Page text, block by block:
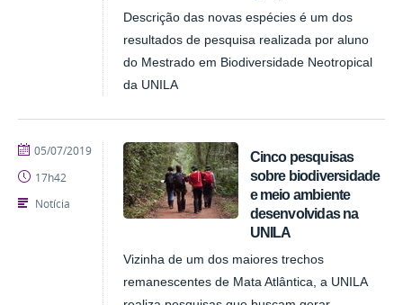
Descrição das novas espécies é um dos
resultados de pesquisa realizada por aluno
do Mestrado em Biodiversidade Neotropical
da UNILA
Cinco pesquisas
sobre biodiversidade
e meio ambiente
desenvolvidas na
UNILA
Vizinha de um dos maiores trechos
remanescentes de Mata Atlântica, a UNILA
publicado
05/07/2019
17h42
Notícia